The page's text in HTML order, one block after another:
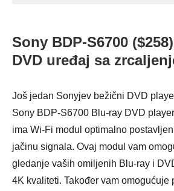
Sony BDP-S6700
DVD uređaj sa
Još jedan Sonyjev bežični DVD
Sony BDP-S6700 Blu-ray DVD
ima Wi-Fi modul optimalno
jačinu signala. Ovaj modul vam
gledanje vaših omiljenih Blu-ray i
4K kvaliteti. Također vam omogućuje